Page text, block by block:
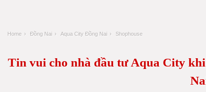
Home › Đồng Nai › Aqua City Đồng Nai › Shophouse
Tin vui cho nhà đầu tư Aqua City